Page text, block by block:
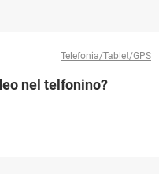
Telefonia/Tablet/GPS
nel telfonino?